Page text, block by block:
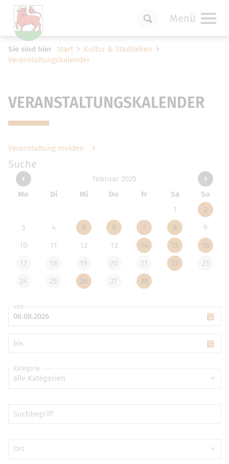
Menü
Sie sind hier Start
Kultur & Stadtleben
Veranstaltungskalender
VERANSTALTUNGSKALENDER
Veranstaltung melden
Suche
Februar 2025
Mo
Di Mi Do Fr Sa
So
1
2
3
4 5 6 7 8
9
10
11 12 13 14 15
16
17
18 19 20 21 22
23
24
25 26 27 28
von
bis
alle Kategorien
Kategorie
Suchbegriff
Ort
vornehmen zu können wird die Berechtigung
fürfunktionale Cookies